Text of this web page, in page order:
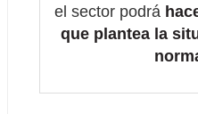
el sector podrá
que plantea la